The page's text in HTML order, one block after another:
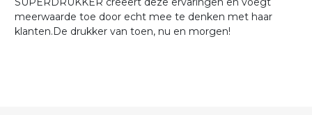
meerwaarde toe door echt mee te denken met haar
klanten.De drukker van toen, nu en morgen!